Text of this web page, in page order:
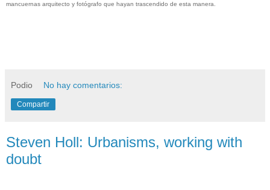
mancuernas arquitecto y fotógrafo que hayan trascendido de esta manera.
Podio No hay comentarios:
Compartir
Steven Holl: Urbanisms, working with
doubt